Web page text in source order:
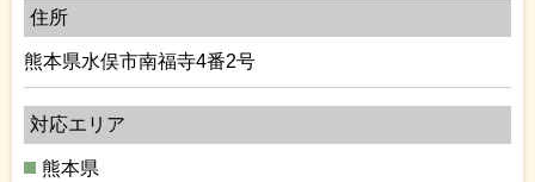
住所
熊本県水俣市南福寺4番2号
対応エリア
熊本県